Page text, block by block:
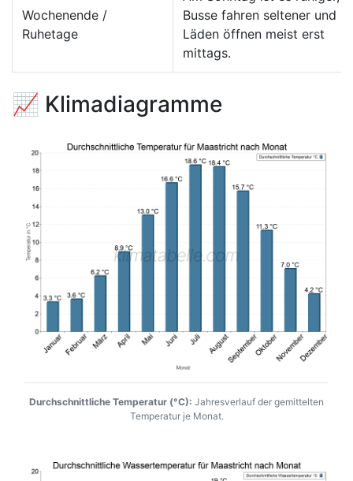
Wochenende /
Ruhetage
Busse fahren seltener und
Läden öffnen meist erst
mittags.
📈 Klimadiagramme
Durchschnittliche Temperatur (°C): Jahresverlauf der gemittelten
Temperatur je Monat.